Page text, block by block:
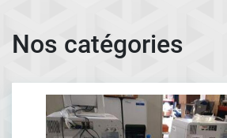
Nos catégories